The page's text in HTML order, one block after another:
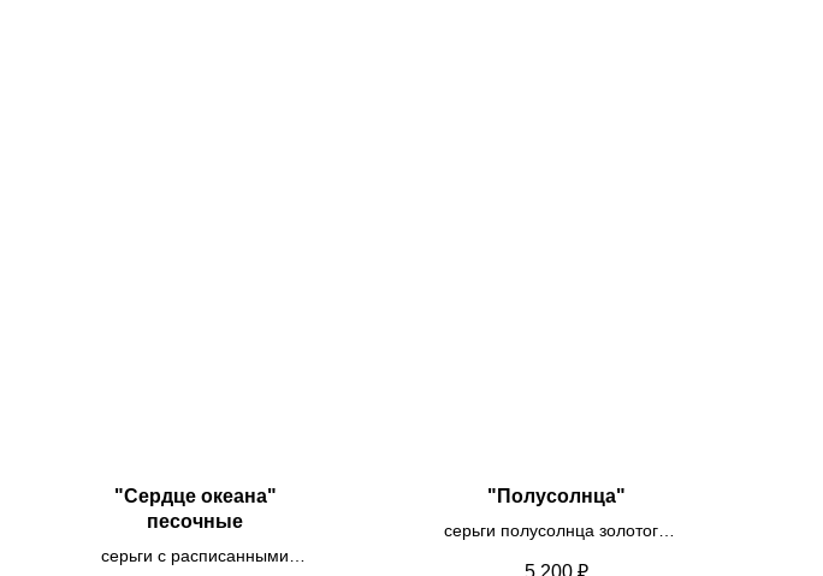
"Сердце океана"
песочные
серьги с расписанными
"Полусолнца"
серьги полусолнца золотого